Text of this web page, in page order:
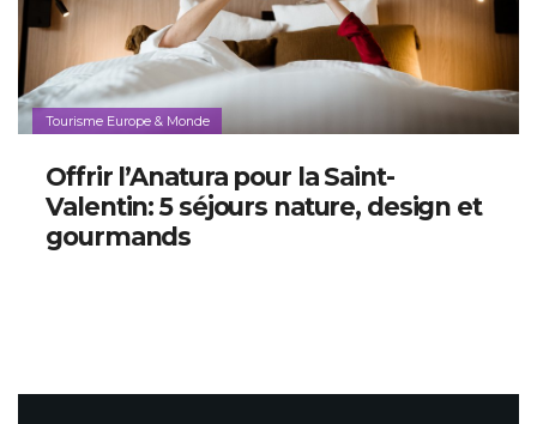
Tourisme Europe & Monde
Offrir l’Anatura pour la Saint-
Valentin: 5 séjours nature, design et
gourmands